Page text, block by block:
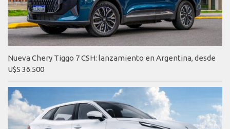
Nueva Chery Tiggo 7 CSH: lanzamiento en Argentina, desde
U$S 36.500